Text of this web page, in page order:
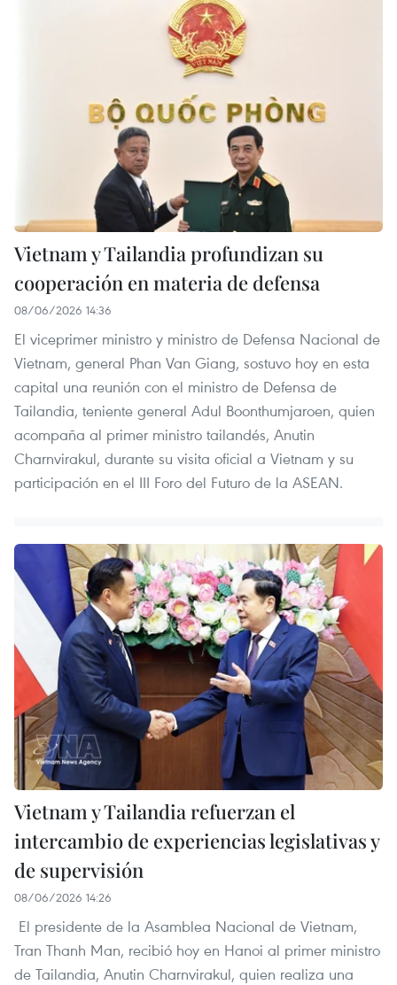
Vietnam y Tailandia profundizan su
cooperación en materia de defensa
08/06/2026 14:36
El viceprimer ministro y ministro de Defensa Nacional de
Vietnam, general Phan Van Giang, sostuvo hoy en esta
capital una reunión con el ministro de Defensa de
Tailandia, teniente general Adul Boonthumjaroen, quien
acompaña al primer ministro tailandés, Anutin
Charnvirakul, durante su visita oficial a Vietnam y su
participación en el III Foro del Futuro de la ASEAN.
Vietnam y Tailandia refuerzan el
intercambio de experiencias legislativas y
de supervisión
08/06/2026 14:26
El presidente de la Asamblea Nacional de Vietnam,
Tran Thanh Man, recibió hoy en Hanoi al primer ministro
de Tailandia, Anutin Charnvirakul, quien realiza una